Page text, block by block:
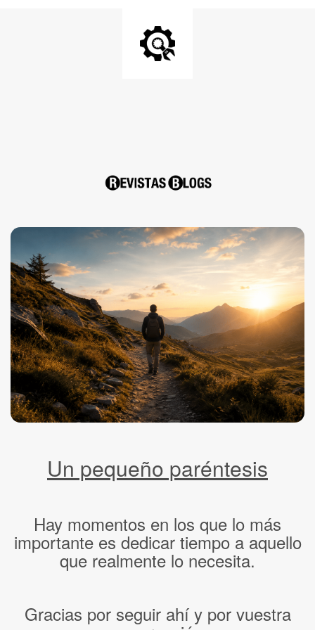
Un pequeño paréntesis
Hay momentos en los que lo más
importante es dedicar tiempo a aquello
que realmente lo necesita.
Gracias por seguir ahí y por vuestra